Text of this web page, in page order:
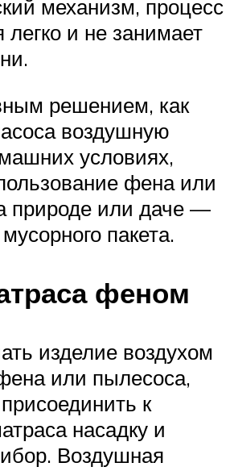
механизм, процесс
легко и не занимает
решением, как
воздушную
условиях,
фена или
природе или даче —
пакета.
феном
изделие воздухом
или пылесоса,
к
насадку и
Воздушная